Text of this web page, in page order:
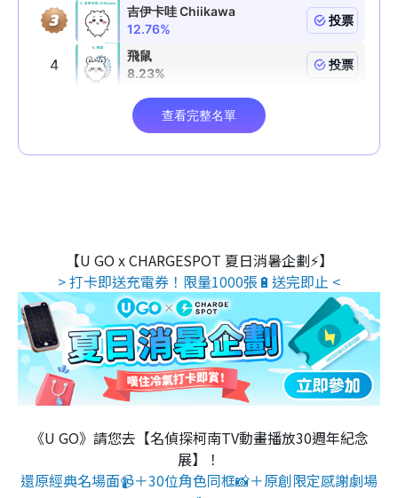
【U GO x CHARGESPOT 夏日消暑企劃⚡】
> 打卡即送充電券！限量1000張🔋送完即止 <
《U GO》請您去【名偵探柯南TV動畫播放30週年紀念
展】！
還原經典名場面📹＋30位角色同框📸＋原創限定感謝劇場